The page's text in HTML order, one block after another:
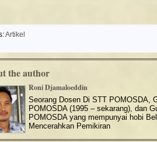
Artikel
the author
Roni Djamaloeddin
Seorang Dosen Di STT POMOSDA,
POMOSDA (1995 – sekarang), dan
POMOSDA yang mempunyai hobi
Mencerahkan Pemikiran